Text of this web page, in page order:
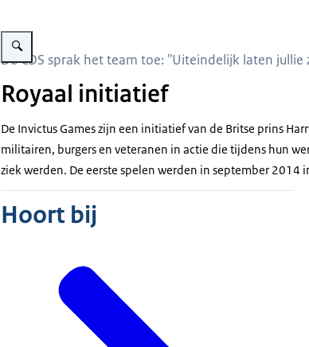
Vergroot afbeelding De generaal spreekt militaire sporters toe.
De CDS sprak het team toe: "Uiteindelijk laten
Royaal initiatief
De InvictusGameszijn een initiatief van de Britse prins
militairen, burgers en veteranen in actie die tijdens hun
ziek werden. De eerste spelen werden in september 2014
Hoort bij